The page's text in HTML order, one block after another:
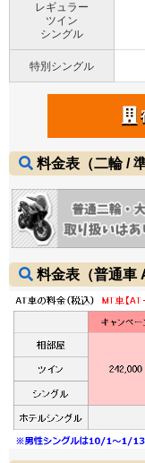
レギュラー
ツイン
シングル
特別シングル
料金表（二輪 /
料金表（普通車